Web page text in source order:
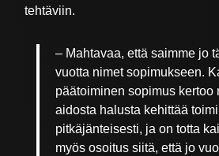
tehtäviin.
– Mahtavaa, että saimme jo
vuotta nimet sopimukseen.
päätoiminen sopimus kertoo
aidosta halusta kehittää
pitkäjänteisesti, ja on totta
myös osoitus siitä, että jo